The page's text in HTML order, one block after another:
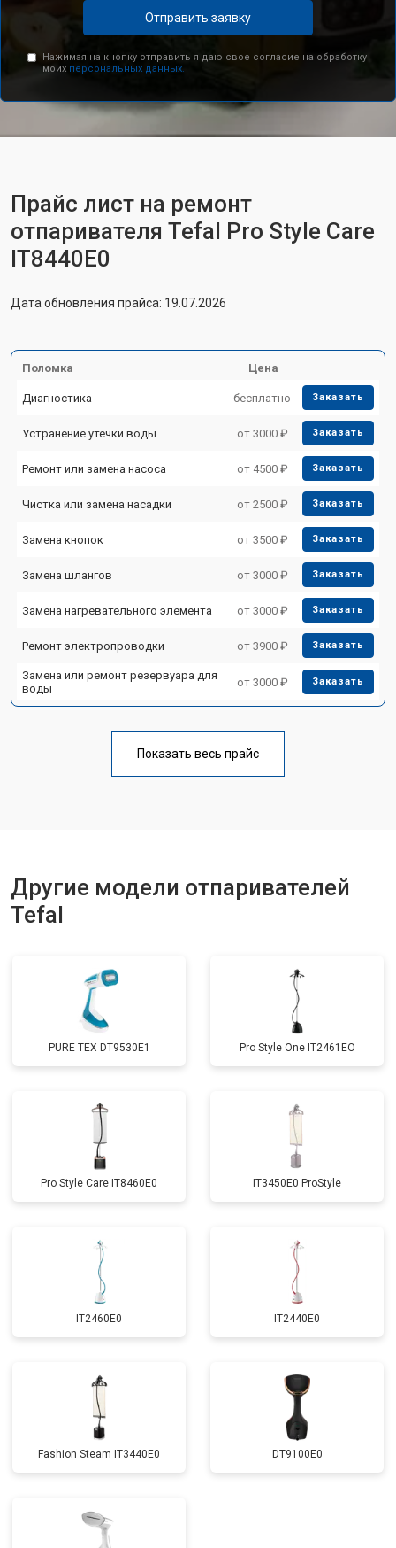
Отправить заявку
Нажимая на кнопку отправить я даю свое согласие на обработку
моих персональных данных.
Прайс лист на ремонт
отпаривателя Tefal Pro Style Care
IT8440E0
Дата обновления прайса: 19.07.2026
Поломка Цена
Диагностика бесплатно Заказать
Устранение утечки воды от 3000 ₽ Заказать
Ремонт или замена насоса от 4500 ₽ Заказать
Чистка или замена насадки от 2500 ₽ Заказать
Замена кнопок от 3500 ₽ Заказать
Замена шлангов от 3000 ₽ Заказать
Замена нагревательного элемента от 3000 ₽ Заказать
Ремонт электропроводки от 3900 ₽ Заказать
Замена или ремонт резервуара для
воды
от 3000 ₽ Заказать
Показать весь прайс
Другие модели отпаривателей
Tefal
PURE TEX DT9530E1 Pro Style One IT2461ЕО
Pro Style Care IT8460E0 IT3450E0 ProStyle
IT2460E0 IT2440E0
Fashion Steam IT3440E0 DT9100E0